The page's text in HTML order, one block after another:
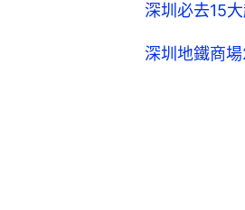
深圳必去15
深圳地鐵商